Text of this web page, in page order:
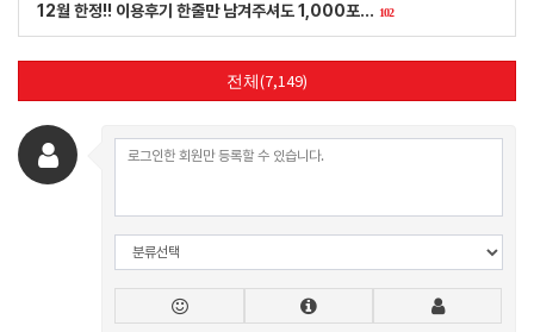
12월 한정!! 이용후기 한줄만 남겨주셔도 1,000포… 102
전체(7,149)